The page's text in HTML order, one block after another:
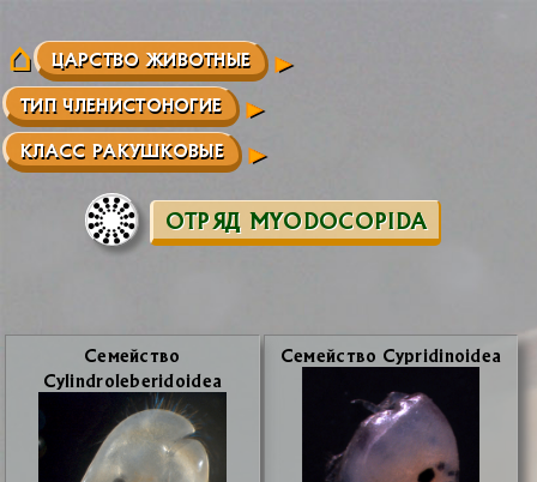
ЦАРСТВО ЖИВОТНЫЕ
ТИП ЧЛЕНИСТОНОГИЕ
КЛАСС РАКУШКОВЫЕ
ОТРЯД MYODOCOPIDA
Се­мей­ство
Cylindroleberidoidea
Се­мей­ство Cypridinoidea